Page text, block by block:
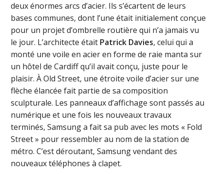
deux énormes arcs d’acier. Ils s’écartent de leurs
bases communes, dont l’une était initialement conçue
pour un projet d’ombrelle routière qui n’a jamais vu
le jour. L’architecte était Patrick Davies, celui qui a
monté une voile en acier en forme de raie manta sur
un hôtel de Cardiff qu’il avait conçu, juste pour le
plaisir. À Old Street, une étroite voile d’acier sur une
flèche élancée fait partie de sa composition
sculpturale. Les panneaux d’affichage sont passés au
numérique et une fois les nouveaux travaux
terminés, Samsung a fait sa pub avec les mots « Fold
Street » pour ressembler au nom de la station de
métro. C’est déroutant, Samsung vendant des
nouveaux téléphones à clapet.